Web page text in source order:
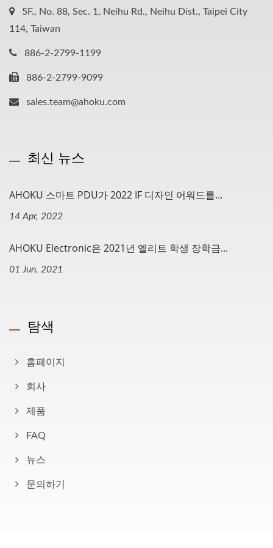
5F., No. 88, Sec. 1, Neihu Rd., Neihu Dist., Taipei City
114, Taiwan
886-2-2799-1199
886-2-2799-9099
sales.team@ahoku.com
최신 뉴스
AHOKU 스마트 PDU가 2022 IF 디자인 어워드를...
14 Apr, 2022
AHOKU Electronic은 2021년 엘리트 학생 장학금...
01 Jun, 2021
탐색
홈페이지
회사
제품
FAQ
뉴스
문의하기